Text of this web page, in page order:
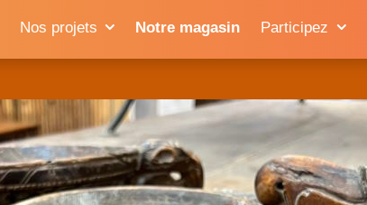
Nos projets Notre magasin Participez